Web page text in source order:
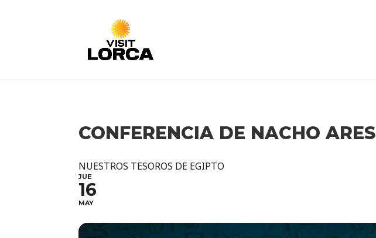
CONFERENCIA DE NACHO ARES
NUESTROS TESOROS DE EGIPTO
JUE
16
MAY